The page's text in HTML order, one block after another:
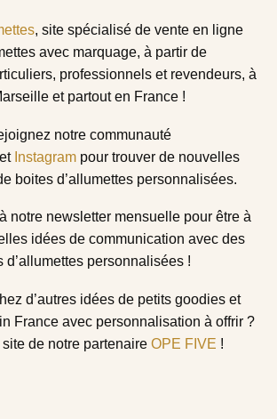
, site spécialisé de vente en ligne
avec marquage, à partir de
professionnels et revendeurs, à
et partout en France !
notre communauté
Instagram pour trouver de nouvelles
boites d’allumettes personnalisées.
notre newsletter mensuelle pour être à
idées de communication avec des
d’allumettes personnalisées !
d’autres idées de petits goodies et
France avec personnalisation à offrir ?
de notre partenaire OPE FIVE !